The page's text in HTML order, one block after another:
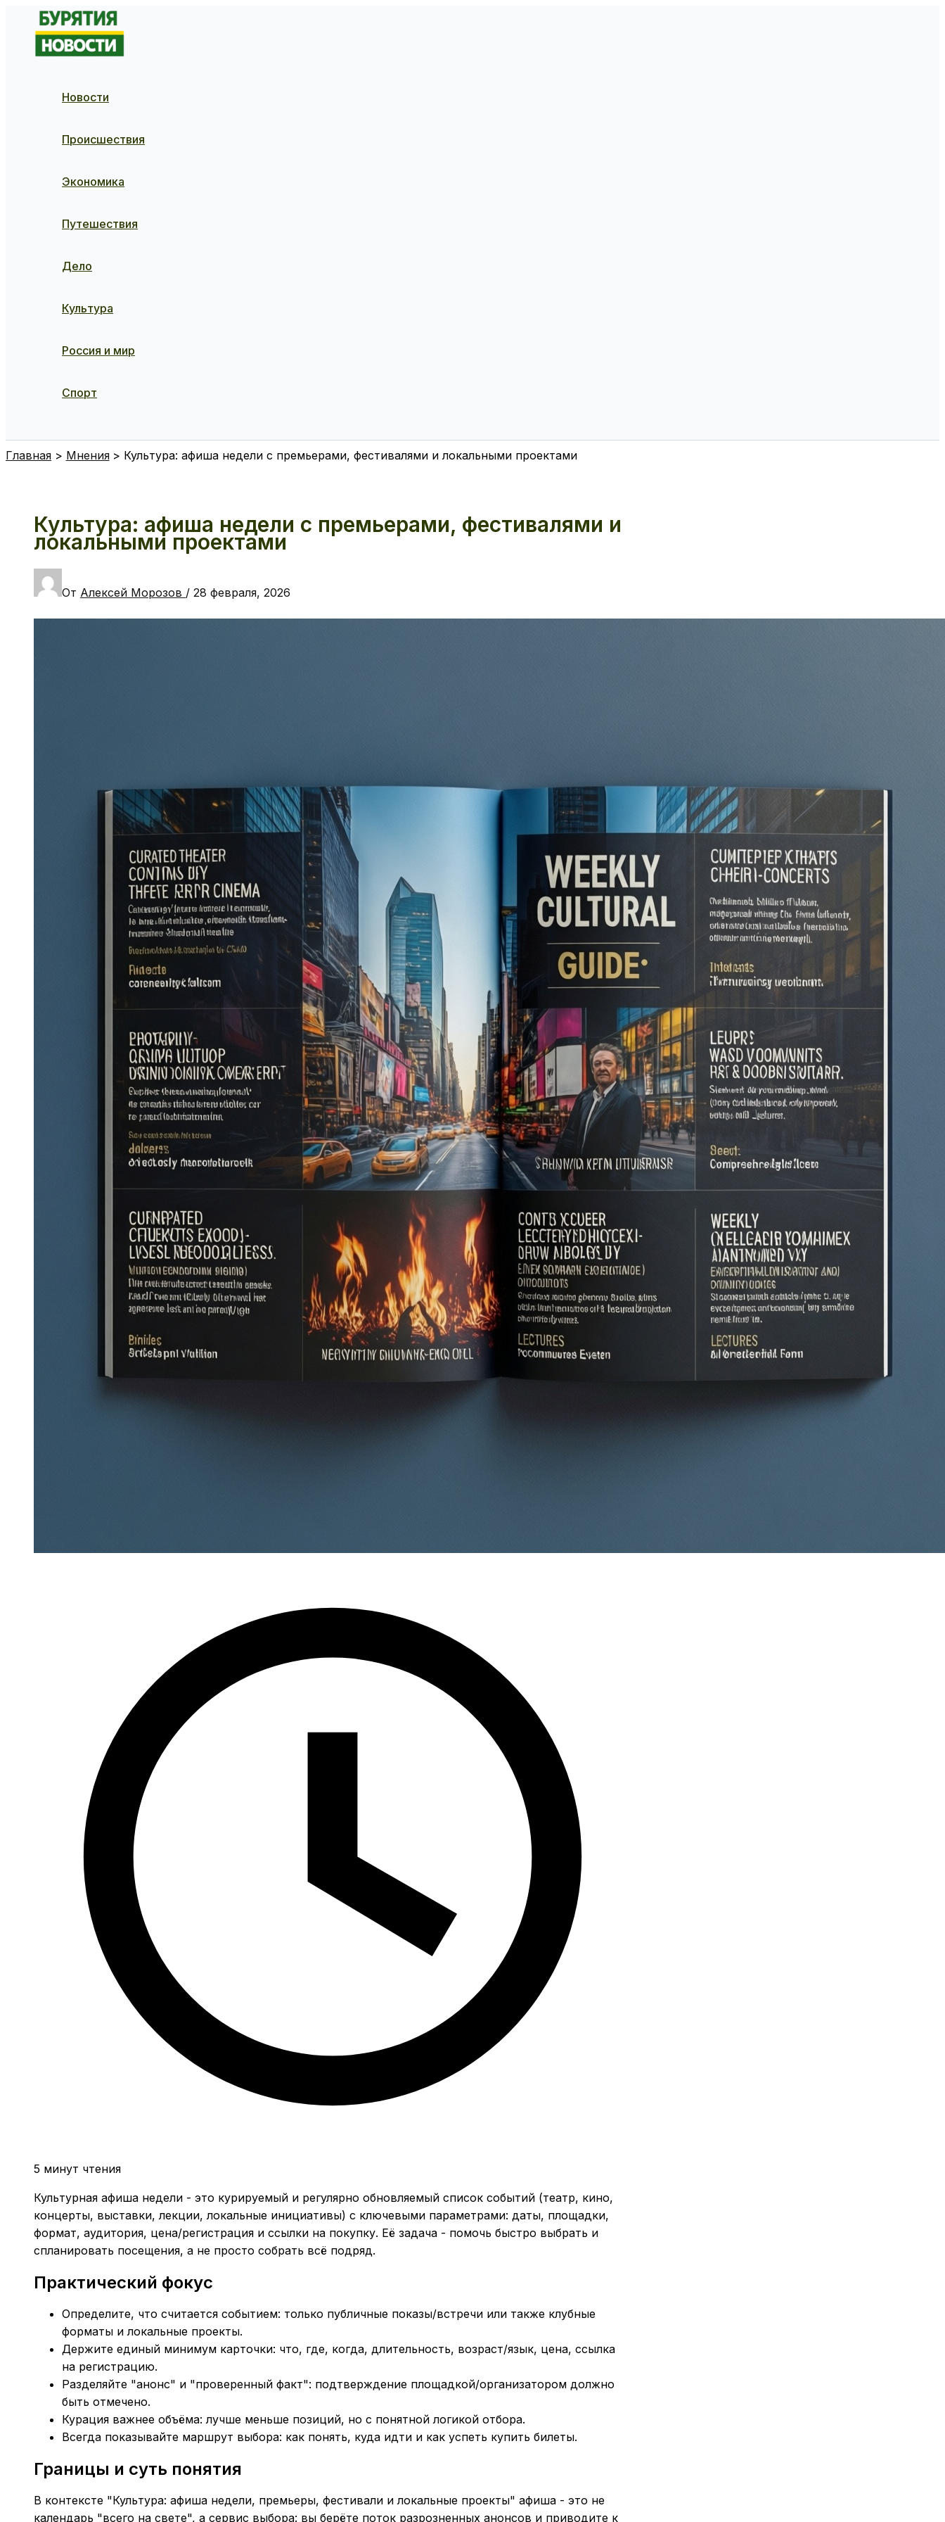
Перейти
содержимому
Новости
Происшествия
Экономика
Путешествия
Дело
Культура
Россия и мир
Спорт
Главная Мнения Культура: афиша недели с премьерами, фестивалями и локальными проектами
Культура: афиша недели с премьерами, фестивалями и
локальными проектами
От Алексей Морозов / 28 февраля, 2026
5 минут чтения
Культурная афиша недели - это курируемый и регулярно обновляемый список событий (театр, кино,
концерты, выставки, лекции, локальные инициативы) с ключевыми параметрами: даты, площадки,
формат, аудитория, цена/регистрация и ссылки на покупку. Её задача - помочь быстро выбрать и
спланировать посещения, а не просто собрать всё подряд.
Практический фокус
Определите, что считается событием: только публичные показы/встречи или также клубные
форматы и локальные проекты.
Держите единый минимум карточки: что, где, когда, длительность, возраст/язык, цена, ссылка
на регистрацию.
Разделяйте "анонс" и "проверенный факт": подтверждение площадкой/организатором должно
быть отмечено.
Курация важнее объёма: лучше меньше позиций, но с понятной логикой отбора.
Всегда показывайте маршрут выбора: как понять, куда идти и как успеть купить билеты.
Границы и суть понятия
В контексте "Культура: афиша недели, премьеры, фестивали и локальные проекты" афиша - это не
календарь "всего на свете", а сервис выбора: вы берёте поток разрозненных анонсов и приводите к